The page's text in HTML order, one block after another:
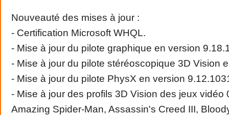
Nouveauté des mises à jour :
- Certification Microsoft WHQL.
- Mise à jour du pilote graphique en version
- Mise à jour du pilote stéréoscopique 3D Vision
- Mise à jour du pilote PhysX en version
- Mise à jour des profils 3D Vision des jeux vidéo
Amazing Spider-Man, Assassin's Creed III,